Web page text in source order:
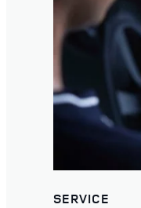
SERVICE